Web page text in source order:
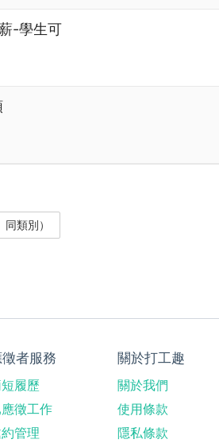
-學生可
徵者服務
履歷
徵工作
管理
關於打工趣
關於我們
使用條款
隱私條款